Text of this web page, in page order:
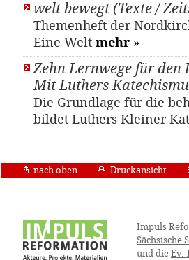
welt bewegt (Texte /
Themenheft der
Eine Welt mehr »
Zehn Lernwege für den
Mit Luthers
Die Grundlage für die
bildet Luthers Kleiner
nach oben Druckansicht
Impuls
Sächsische
und die